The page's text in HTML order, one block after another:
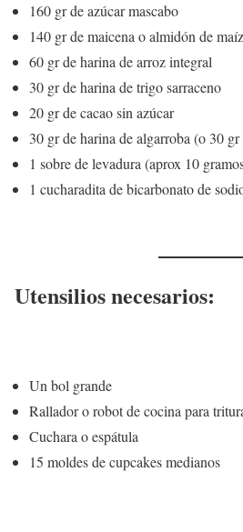
160 gr de azúcar mascabo
140 gr de maicena o almidón de maíz
60 gr de harina de arroz integral
30 gr de harina de trigo sarraceno
20 gr de cacao sin azúcar
30 gr de harina de algarroba (o 30 gr
1 sobre de levadura (aprox 10
1 cucharadita de bicarbonato de
Utensilios necesarios:
Un bol grande
Rallador o robot de cocina para
Cuchara o espátula
15 moldes de cupcakes medianos